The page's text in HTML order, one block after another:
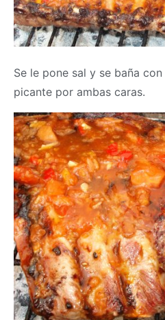
Se le pone sal y se baña
picante por ambas caras.